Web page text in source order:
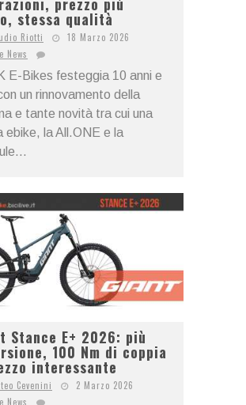
stessa qualità
Riotti
18 Marzo 2026
News
E-Bikes festeggia 10 anni e
un rinnovamento della
e tante novità tra cui una
ebike, la All.ONE e la
Stance E+ 2026: più
100 Nm di coppia
interessante
Cevenini
2 Marzo 2026
News